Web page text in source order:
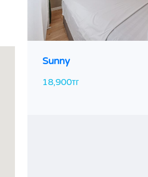
Sunny
18,900тг